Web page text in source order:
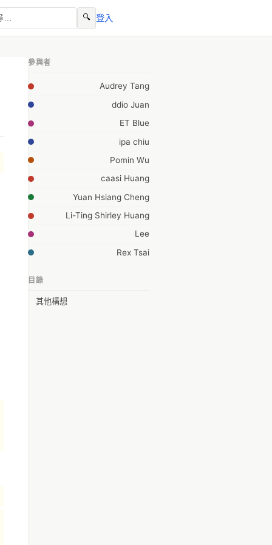
🔍 登入
參與者
Audrey Tang
ddio Juan
ET Blue
ipa chiu
Pomin Wu
caasi Huang
Yuan Hsiang Cheng
Li-Ting Shirley Huang
Lee
Rex Tsai
目錄
其他構想